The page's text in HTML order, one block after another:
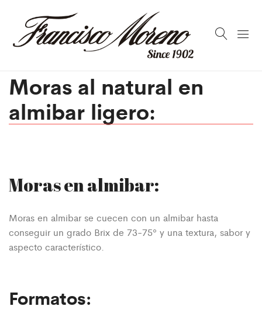
Moras al natural en
almibar ligero:
Moras en almibar:
Moras en almibar se cuecen con un almibar hasta
conseguir un grado Brix de 73-75º y una textura, sabor y
aspecto característico.
Formatos: